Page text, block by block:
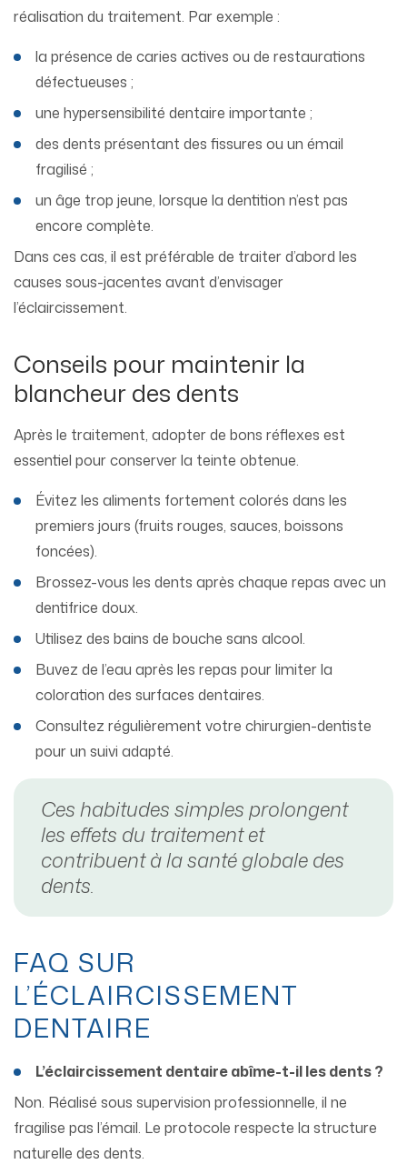
réalisation du traitement. Par exemple :
la présence de caries actives ou de restaurations
défectueuses ;
une hypersensibilité dentaire importante ;
des dents présentant des fissures ou un émail
fragilisé ;
un âge trop jeune, lorsque la dentition n’est pas
encore complète.
Dans ces cas, il est préférable de traiter d’abord les
causes sous-jacentes avant d’envisager
l’éclaircissement.
Conseils pour maintenir la
blancheur des dents
Après le traitement, adopter de bons réflexes est
essentiel pour conserver la teinte obtenue.
Évitez les aliments fortement colorés dans les
premiers jours (fruits rouges, sauces, boissons
foncées).
Brossez-vous les dents après chaque repas avec un
dentifrice doux.
Utilisez des bains de bouche sans alcool.
Buvez de l’eau après les repas pour limiter la
coloration des surfaces dentaires.
Consultez régulièrement votre chirurgien-dentiste
pour un suivi adapté.
Ces habitudes simples prolongent
les effets du traitement et
contribuent à la santé globale des
dents.
FAQ SUR
L’ÉCLAIRCISSEMENT
DENTAIRE
L’éclaircissement dentaire abîme-t-il les dents ?
Non. Réalisé sous supervision professionnelle, il ne
fragilise pas l’émail. Le protocole respecte la structure
naturelle des dents.